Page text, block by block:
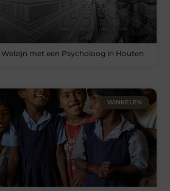
met een Psycholoog in Houten
WINKELEN